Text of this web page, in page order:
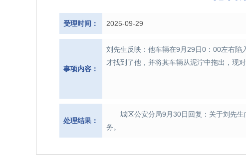
受理时间： 2025-09-29
事项内容：
刘先生反映：他车辆在9月29日0：00左右陷
才找到了他，并将其车辆从泥泞中拖出，现
处理结果：
城区公安分局9月30日回复：关于刘先
务。